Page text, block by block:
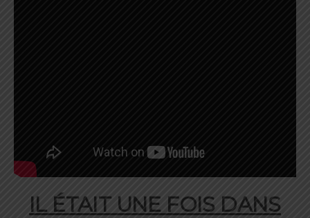
IL ÉTAIT UNE FOIS DANS